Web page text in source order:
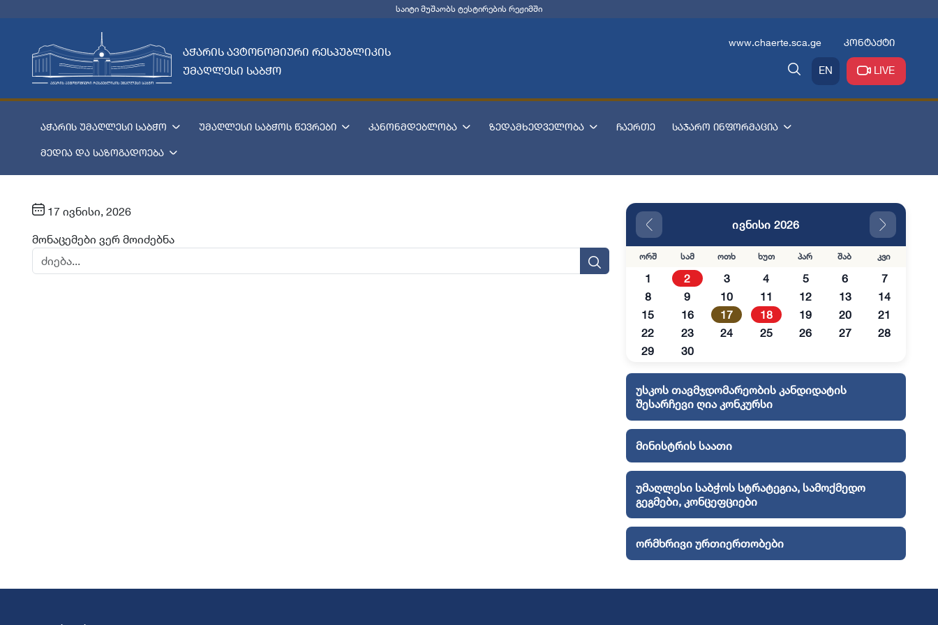
საიტი მუშაობს ტესტირების რეჟიმში
აჭარის ავტონომიური რესპუბლიკის
უმაღლესი საბჭო
www.chaerte.sca.ge კონტაქტი
EN LIVE
აჭარის უმაღლესი საბჭო უმაღლესი საბჭოს წევრები კანონმდებლობა ზედამხედველობა ჩაერთე საჯარო ინფორმაცია
მედია და საზოგადოება
17 ივნისი, 2026
მონაცემები ვერ მოიძებნა
ივნისი 2026
ორშ სამ ოთხ ხუთ პარ შაბ კვი
1 2 3 4 5 6
7
8
9 10 11 12 13
14
15
16 17 18 19 20
21
22
23 24 25 26 27
28
29
30
უსკოს თავმჯდომარეობის კანდიდატის
შესარჩევი ღია კონკურსი
მინისტრის საათი
უმაღლესი საბჭოს სტრატეგია, სამოქმედო
გეგმები, კონცეფციები
ორმხრივი ურთიერთობები